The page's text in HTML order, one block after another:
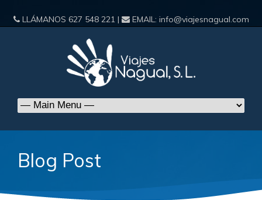
LLÁMANOS 627 548 221| EMAIL: info@viajesnagual.com
Blog Post